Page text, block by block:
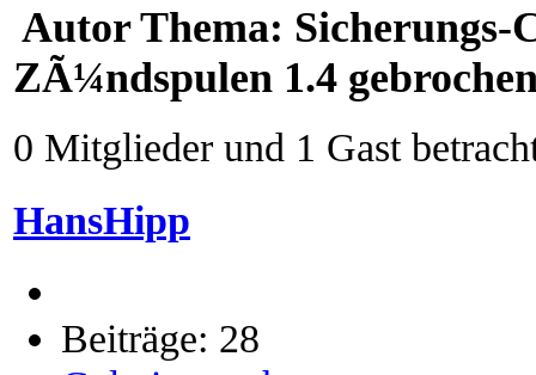
AutorThema: Sicherungs-
ZÃ¼ndspulen 1.4
0 Mitglieder und 1 Gast
HansHipp
Beiträge: 28